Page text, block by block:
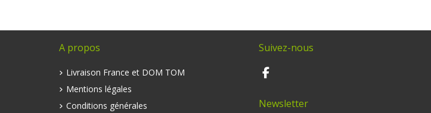
A propos
Livraison France et DOM TOM
Mentions légales
Conditions générales
Suivez-nous
Newsletter